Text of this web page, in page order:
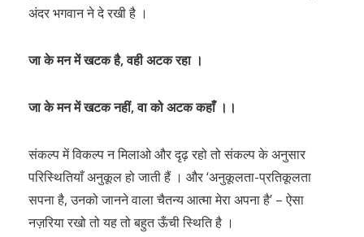
अंदर भगवान ने दे रखी है ।
जा के मन में खटक है, वही अटक रहा ।
जा के मन में खटक नहीं, वा को अटक कहाँ ।।
संकल्प में विकल्प न मिलाओ और दृढ़ रहो तो संकल्प के अनुसार
परिस्थितियाँ अनुकूल हो जाती हैं । और ‘अनुकूलता-प्रतिकूलता
सपना है, उनको जानने वाला चैतन्य आत्मा मेरा अपना है’ – ऐसा
नज़रिया रखो तो यह तो बहुत ऊँची स्थिति है ।